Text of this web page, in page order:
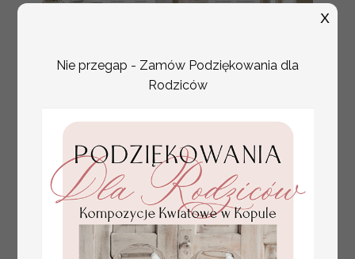
plan stołów
weselnych
usadzenie gości na
weselu, tablica
informacyjna dla
gości weselnych,
Promocja:
100 PLN/125.00 PLN
Nie przegap - Zamów Podziękowania dla
Rodziców
X